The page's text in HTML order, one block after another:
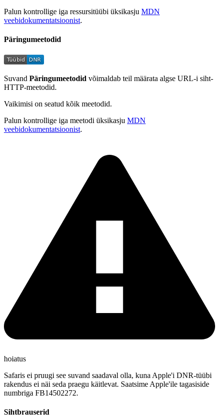
Palun kontrollige iga ressursitüübi üksikasju MDN
veebidokumentatsioonist.
Päringumeetodid
Suvand Päringumeetodid võimaldab teil määrata algse URL-i siht-
HTTP-meetodid.
Vaikimisi on seatud kõik meetodid.
Palun kontrollige iga meetodi üksikasju MDN
veebidokumentatsioonist.
hoiatus
Safaris ei pruugi see suvand saadaval olla, kuna Apple'i DNR-tüübi
rakendus ei näi seda praegu käitlevat. Saatsime Apple'ile tagasiside
numbriga FB14502272.
Sihtbrauserid